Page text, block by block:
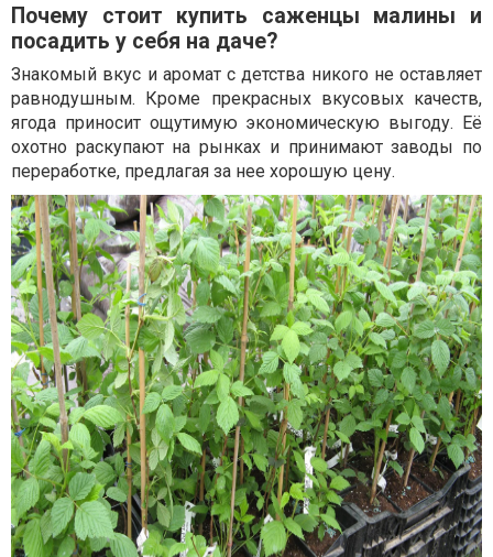
Почему стоит купить саженцы малины и
посадить у себя на даче?
Знакомый вкус и аромат с детства никого не оставляет
равнодушным. Кроме прекрасных вкусовых качеств,
ягода приносит ощутимую экономическую выгоду. Её
охотно раскупают на рынках и принимают заводы по
переработке, предлагая за нее хорошую цену.